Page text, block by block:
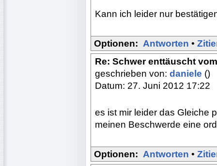
Kann ich leider nur
Optionen: Antworten •
Re: Schwer enttäuscht
geschrieben von: daniele ()
Datum: 27. Juni 2012 17:22
es ist mir leider das Gleiche
meinen Beschwerde eine
Optionen: Antworten •